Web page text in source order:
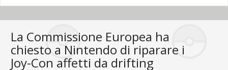
La Commissione Europea ha
chiesto a Nintendo di riparare i
Joy-Con affetti da drifting